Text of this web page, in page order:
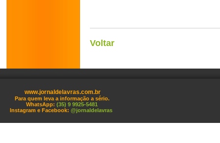
Voltar
www.jornaldelavras.com.br
Para quem leva a informação a sério.
WhatsApp: (35) 9 9925-5481
Instagram e Facebook: @jornaldelavras